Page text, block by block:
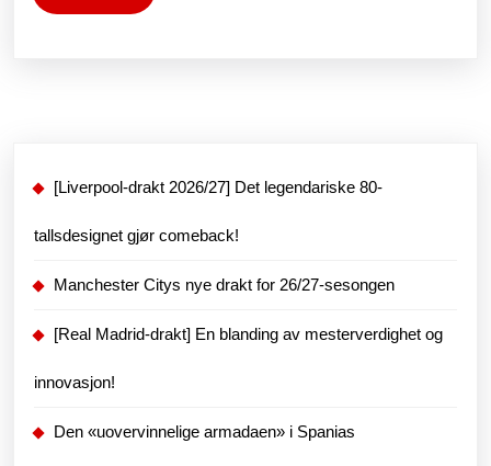
More
[Liverpool-drakt 2026/27] Det legendariske 80-
tallsdesignet gjør comeback!
Manchester Citys nye drakt for 26/27-sesongen
[Real Madrid-drakt] En blanding av mesterverdighet og
innovasjon!
Den «uovervinnelige armadaen» i Spanias